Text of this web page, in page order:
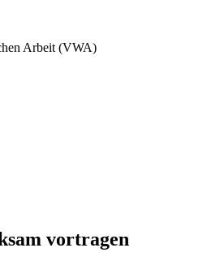
Arbeit (VWA)
vortragen